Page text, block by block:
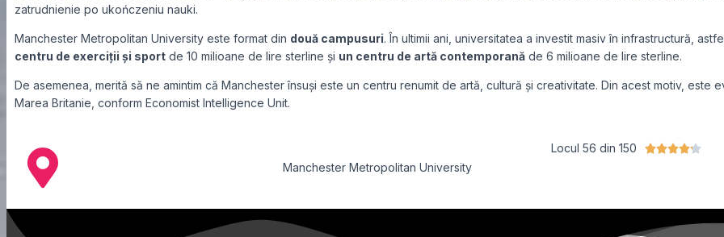
zatrudnienie po ukończeniu nauki.
Manchester Metropolitan University este format din două campusuri. În ultimii ani, universitatea a investit masiv în infrastructură,
centru de exerciții și sport de 10 milioane de lire sterline și un centru de artă contemporană de 6 milioane de lire sterline.
De asemenea, merită să ne amintim că Manchester însuși este un centru renumit de artă, cultură și creativitate. Din acest motiv, este
Marea Britanie, conform Economist Intelligence Unit.
Manchester Metropolitan University
Locul 56 din 150 